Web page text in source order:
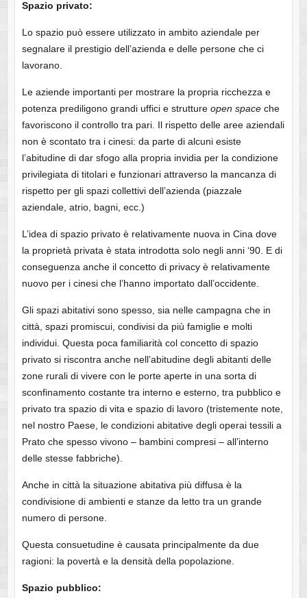
Spazio privato:
Lo spazio può essere utilizzato in ambito aziendale per
segnalare il prestigio dell’azienda e delle persone che ci
lavorano.
Le aziende importanti per mostrare la propria ricchezza e
potenza prediligono grandi uffici e strutture open spaceche
favoriscono il controllo tra pari. Il rispetto delle aree aziendali
non è scontato tra i cinesi: da parte di alcuni esiste
l’abitudine di dar sfogo alla propria invidia per la condizione
privilegiata di titolari e funzionari attraverso la mancanza di
rispetto per gli spazi collettivi dell’azienda (piazzale
aziendale, atrio, bagni, ecc.)
L’idea di spazio privato è relativamente nuova in Cina dove
la proprietà privata è stata introdotta solo negli anni ‘90. E di
conseguenza anche il concetto di privacy è relativamente
nuovo per i cinesi che l’hanno importato dall’occidente.
Gli spazi abitativi sono spesso, sia nelle campagna che in
città, spazi promiscui, condivisi da più famiglie e molti
individui. Questa poca familiarità col concetto di spazio
privato si riscontra anche nell’abitudine degli abitanti delle
zone rurali di vivere con le porte aperte in una sorta di
sconfinamento costante tra interno e esterno, tra pubblico e
privato tra spazio di vita e spazio di lavoro (tristemente note,
nel nostro Paese, le condizioni abitative degli operai tessili a
Prato che spesso vivono – bambini compresi – all’interno
delle stesse fabbriche).
Anche in città la situazione abitativa più diffusa è la
condivisione di ambienti e stanze da letto tra un grande
numero di persone.
Questa consuetudine è causata principalmente da due
ragioni: la povertà e la densità della popolazione.
Spazio pubblico: